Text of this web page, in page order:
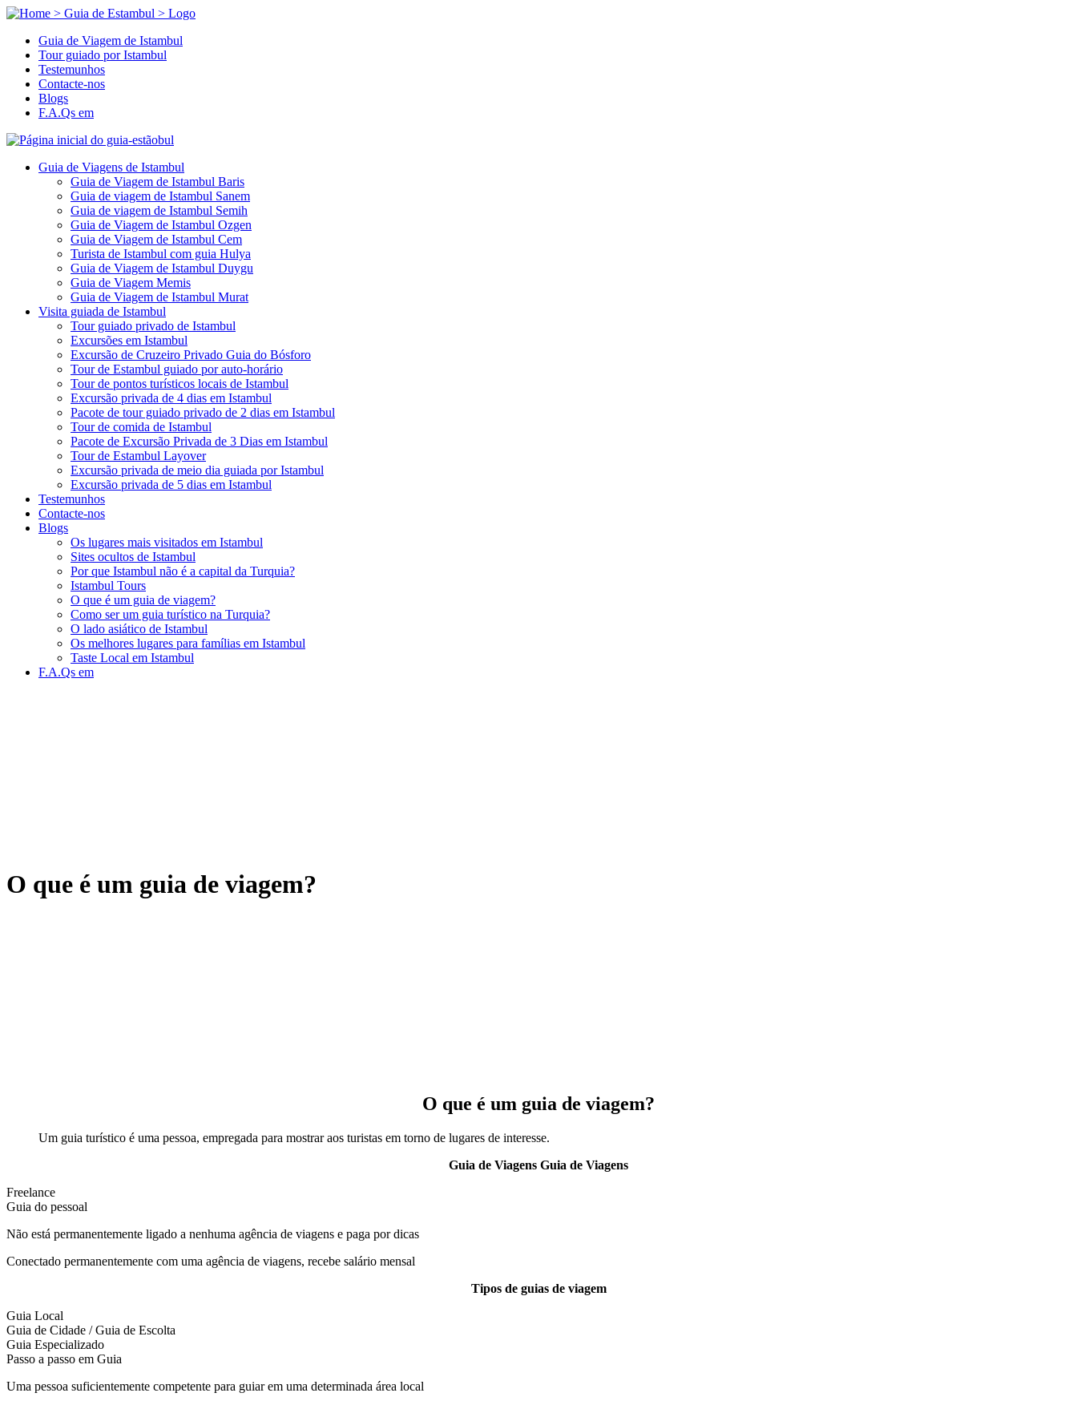
Guia de Viagem de Istambul
Tour guiado por Istambul
Testemunhos
Contacte-nos
Blogs
F.A.Qs em
Guia de Viagens de Istambul
Guia de Viagem de Istambul Baris
Guia de viagem de Istambul Sanem
Guia de viagem de Istambul Semih
Guia de Viagem de Istambul Ozgen
Guia de Viagem de Istambul Cem
Turista de Istambul com guia Hulya
Guia de Viagem de Istambul Duygu
Guia de Viagem Memis
Guia de Viagem de Istambul Murat
Visita guiada de Istambul
Tour guiado privado de Istambul
Excursões em Istambul
Excursão de Cruzeiro Privado Guia do Bósforo
Tour de Estambul guiado por auto-horário
Tour de pontos turísticos locais de Istambul
Excursão privada de 4 dias em Istambul
Pacote de tour guiado privado de 2 dias em Istambul
Tour de comida de Istambul
Pacote de Excursão Privada de 3 Dias em Istambul
Tour de Estambul Layover
Excursão privada de meio dia guiada por Istambul
Excursão privada de 5 dias em Istambul
Testemunhos
Contacte-nos
Blogs
Os lugares mais visitados em Istambul
Sites ocultos de Istambul
Por que Istambul não é a capital da Turquia?
Istambul Tours
O que é um guia de viagem?
Como ser um guia turístico na Turquia?
O lado asiático de Istambul
Os melhores lugares para famílias em Istambul
Taste Local em Istambul
F.A.Qs em
O que é um guia de viagem?
O que é um guia de viagem?
Um guia turístico é uma pessoa, empregada para mostrar aos turistas em torno de lugares de interesse.
Guia de Viagens Guia de Viagens
Freelance
Guia do pessoal
Não está permanentemente ligado a nenhuma agência de viagens e paga por dicas
Conectado permanentemente com uma agência de viagens, recebe salário mensal
Tipos de guias de viagem
Guia Local
Guia de Cidade / Guia de Escolta
Guia Especializado
Passo a passo em Guia
Uma pessoa suficientemente competente para guiar em uma determinada área local